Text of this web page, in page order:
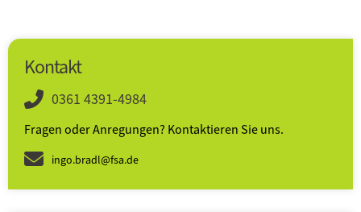
Kontakt
0361 4391-4984
Fragen oder Anregungen? Kontaktieren Sie uns.
ingo.bradl@fsa.de